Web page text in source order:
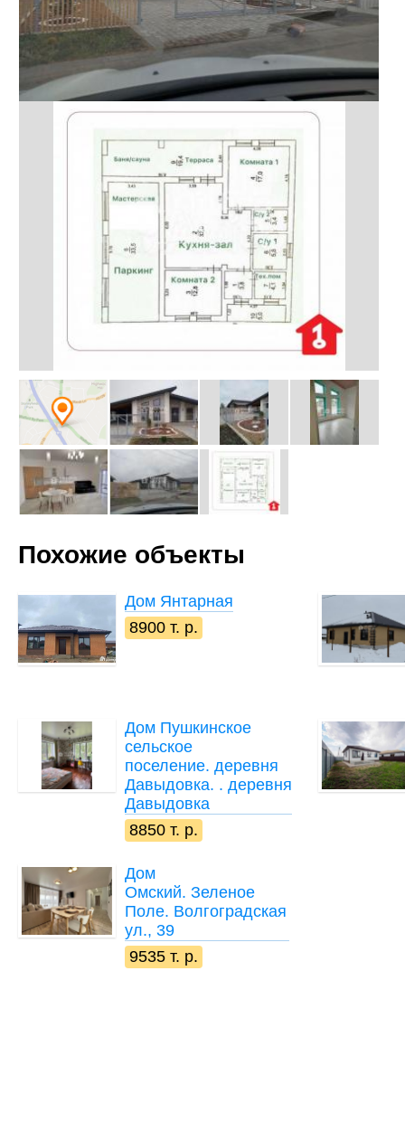
Похожие объекты
Дом Янтарная
8900 т. р.
Дом Пушкинское
сельское
поселение. деревня
Давыдовка. . деревня
Давыдовка
8850 т. р.
Дом
Омский. Зеленое
Поле. Волгоградская
ул., 39
9535 т. р.